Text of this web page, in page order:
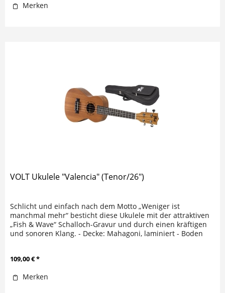
Merken
VOLT Ukulele "Valencia" (Tenor/26")
Schlicht und einfach nach dem Motto „Weniger ist
manchmal mehr“ besticht diese Ukulele mit der attraktiven
„Fish & Wave“ Schalloch-Gravur und durch einen kräftigen
und sonoren Klang. - Decke: Mahagoni, laminiert - Boden
109,00 € *
Merken